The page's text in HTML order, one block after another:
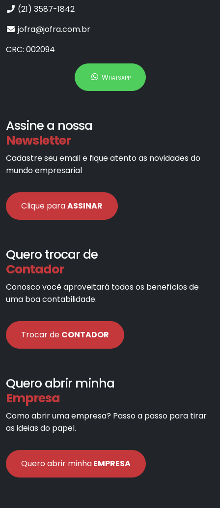
(21) 3587-1842
jofra@jofra.com.br
CRC: 002094
Whatsapp
Assine a nossa
Newsletter
Cadastre seu email e fique atento as novidades do
mundo empresarial
Clique paraASSINAR
Quero trocar de
Contador
Conosco você aproveitará todos os benefícios de
uma boa contabilidade.
Trocar de CONTADOR
Quero abrir minha
Empresa
Como abrir uma empresa? Passo a passo para tirar
as ideias do papel.
Quero abrir minhaEMPRESA